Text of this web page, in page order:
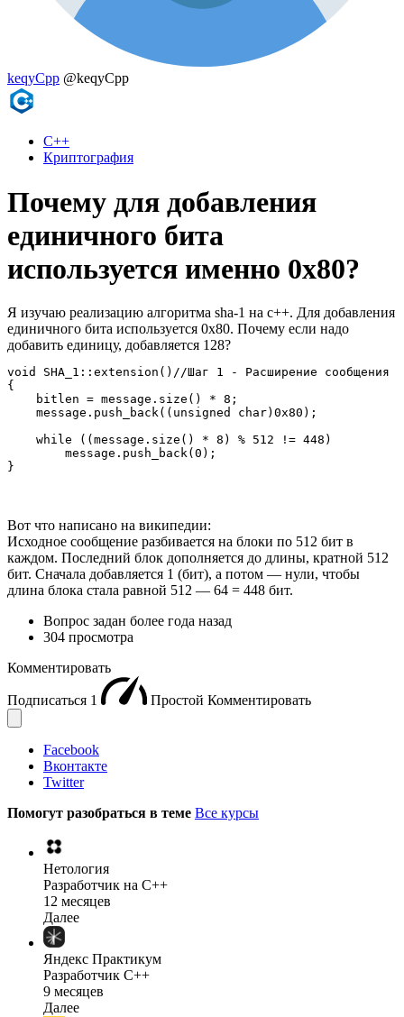
keqyCpp @keqyCpp
C++
Криптография
Почему для добавления
единичного бита
используется именно 0x80?
Я изучаю реализацию алгоритма sha-1 на с++. Для добавления
единичного бита используется 0x80. Почему если надо
добавить единицу, добавляется 128?
void SHA_1::extension()//Шаг
{
bitlen = message.size() * 8;
message.push_back((unsigned char)0x80);
while ((message.size() * 8) % 512 != 448)
message.push_back(0);
}
Вот что написано на википедии:
Исходное сообщение разбивается на блоки по 512 бит в
каждом. Последний блок дополняется до длины, кратной 512
бит. Сначала добавляется 1 (бит), а потом — нули, чтобы
длина блока стала равной 512 — 64 = 448 бит.
Вопрос задан более года назад
304 просмотра
Комментировать
Подписаться 1 Простой Комментировать
Facebook
Вконтакте
Twitter
Помогут разобраться в теме Все курсы
Нетология
Разработчик на C++
12 месяцев
Далее
Яндекс Практикум
Разработчик C++
9 месяцев
Далее